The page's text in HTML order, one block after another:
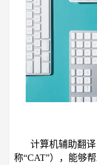
计算机辅助翻译
称“CAT”），能够